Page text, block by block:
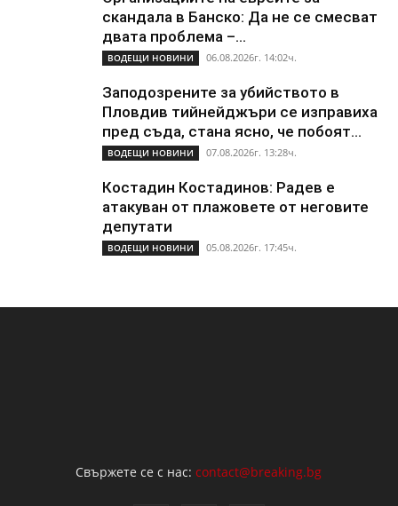
скандала в Банско: Да не се смесват
двата проблема –...
ВОДЕЩИ НОВИНИ 06.08.2026г. 14:02ч.
Заподозрените за убийството в
Пловдив тийнейджъри се изправиха
пред съда, стана ясно, че побоят...
ВОДЕЩИ НОВИНИ 07.08.2026г. 13:28ч.
Костадин Костадинов: Радев е
атакуван от плажoвете от неговите
депутати
ВОДЕЩИ НОВИНИ 05.08.2026г. 17:45ч.
Свържете се с нас:contact@breaking.bg